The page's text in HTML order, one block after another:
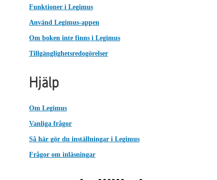
Funktioner i Legimus
Använd Legimus-appen
Om boken inte finns i Legimus
Tillgänglighetsredogörelser
Hjälp
Om Legimus
Vanliga frågor
Så här gör du inställningar i Legimus
Frågor om inläsningar